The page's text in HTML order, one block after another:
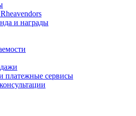
и награды
платежные сервисы